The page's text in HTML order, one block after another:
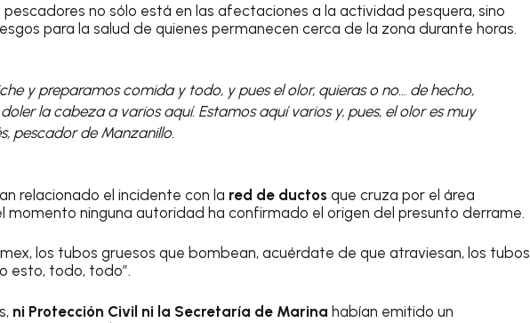
no sólo está en las afectaciones a la actividad pesquera, sino
para la salud de quienes permanecen cerca de la zona durante horas.
y preparamos comida y todo, y pues el olor, quieras o no… de hecho,
la cabeza a varios aquí. Estamos aquí varios y, pues, el olor es muy
pescador de Manzanillo.
relacionado el incidente con la red de ductos que cruza por el área
momento ninguna autoridad ha confirmado el origen del presunto derrame.
los tubos gruesos que bombean, acuérdate de que atraviesan, los tubos
esto, todo, todo”.
ni Protección Civil ni la Secretaría de Marina habían emitido un